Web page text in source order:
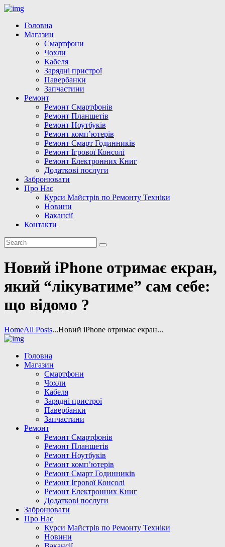
Головна
Магазин
Смартфони
Чохли
Кабеля
Зарядні пристрої
Павербанки
Запчастини
Ремонт
Ремонт Смартфонів
Ремонт Планшетів
Ремонт Ноутбуків
Ремонт комп’ютерів
Ремонт Смарт Годинників
Ремонт Ігрової Консолі
Ремонт Електронних Книг
Додаткові послуги
Забронювати
Про Нас
Курси Майстрів по Ремонту Техніки
Новини
Вакансії
Контакти
Новий iPhone отримає екран,
який “лікуватиме” сам себе:
що відомо ?
HomeAll Posts...Новий iPhone отримає екран...
Головна
Магазин
Смартфони
Чохли
Кабеля
Зарядні пристрої
Павербанки
Запчастини
Ремонт
Ремонт Смартфонів
Ремонт Планшетів
Ремонт Ноутбуків
Ремонт комп’ютерів
Ремонт Смарт Годинників
Ремонт Ігрової Консолі
Ремонт Електронних Книг
Додаткові послуги
Забронювати
Про Нас
Курси Майстрів по Ремонту Техніки
Новини